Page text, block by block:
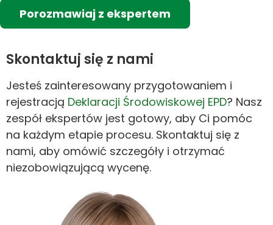
Porozmawiaj z ekspertem
Skontaktuj się z nami
Jesteś zainteresowany przygotowaniem i
rejestracją Deklaracji Środowiskowej EPD? Nasz
zespół ekspertów jest gotowy, aby Ci pomóc
na każdym etapie procesu. Skontaktuj się z
nami, aby omówić szczegóły i otrzymać
niezobowiązującą wycenę.